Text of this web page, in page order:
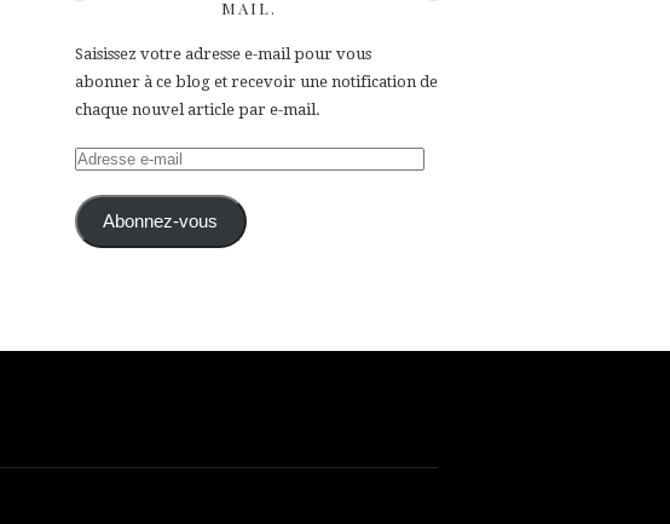
MAIL.
Saisissez votre adresse e-mail pour vous
abonner à ce blog et recevoir une notification de
chaque nouvel article par e-mail.
Adresse
mail Abonnez-vous